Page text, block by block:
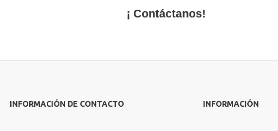
¡ Contáctanos!
INFORMACIÓN DE CONTACTO INFORMACIÓN